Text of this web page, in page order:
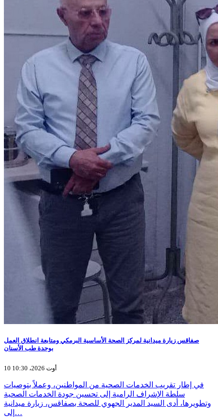
صفاقس زيارة ميدانية لمركز الصحة الأساسية البرمكي ومتابعة انطلاق العمل
بوحدة طب الأسنان
10 أوت 2026، 10:30
في إطار تقريب الخدمات الصحية من المواطنين، وعملاً بتوصيات
سلطة الإشراف الرامية إلى تحسين جودة الخدمات الصحية
وتطويرها، أدى السيد المدير الجهوي للصحة بصفاقس، زيارة ميدانية
إلى…